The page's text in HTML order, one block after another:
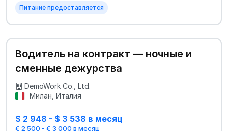
Питание предоставляется
Водитель на контракт — ночные и
сменные дежурства
DemoWork Co., Ltd.
Милан, Италия
$ 2 948 - $ 3 538 в месяц
€ 2 500 - € 3 000 в месяц